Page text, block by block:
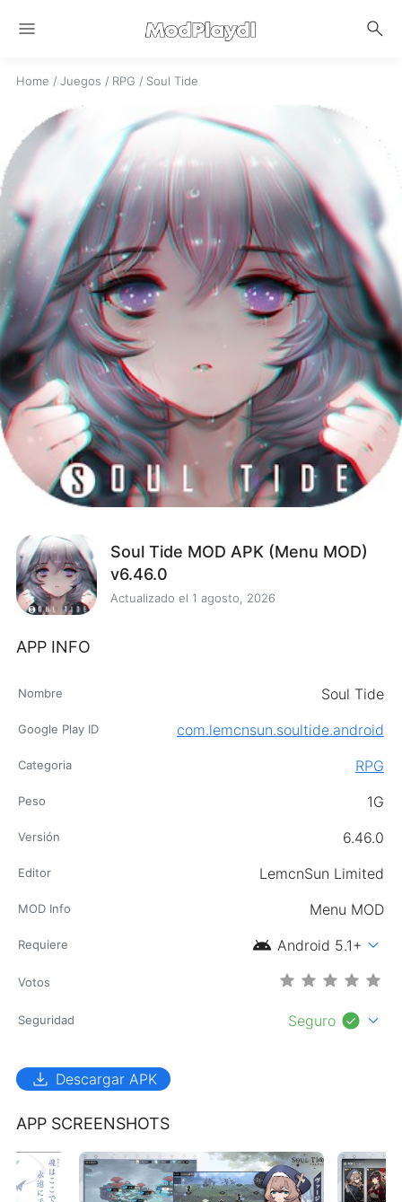
menu search
Home / Juegos / RPG / Soul Tide
Soul Tide MOD APK (Menu MOD)
v6.46.0
Actualizado el 1 agosto, 2026
APP INFO
Nombre Soul Tide
Google Play ID com.lemcnsun.soultide.android
Categoria RPG
Peso 1G
Versión 6.46.0
Editor LemcnSun Limited
MOD Info Menu MOD
Requiere android Android 5.1+ expand_more
Votos
Seguridad Seguro check_circle expand_more
download Descargar APK
APP SCREENSHOTS